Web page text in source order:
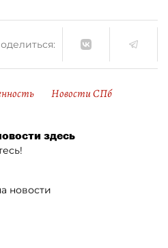
Новости СПб
здесь
новости